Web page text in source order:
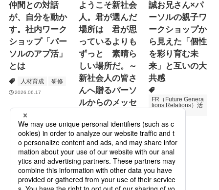
仲間との対話
が、自分を動か
す。社内ワーク
ショップ「パー
ソルのアプ活」
とは
人材育成 研修
2026.06.17
ようこそ新社会
人。君が選んだ
場所は 君が思
っているよりも
ずっと 素晴ら
しい場所だ。～
新社会人の皆さ
んへ贈るパーソ
ルからのメッセ
Specialized Servic
es
プロモーション
2026.05.19
誠お兄さん×パ
ーソルの親子ワ
ークショップか
ら見えた「個性
を彩り育む未
来」と互いの大
共感
FR（Future Genera
tions Relations）活
次世代育成
2026.06.16